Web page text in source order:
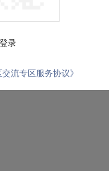
录
交流专区服务协议》